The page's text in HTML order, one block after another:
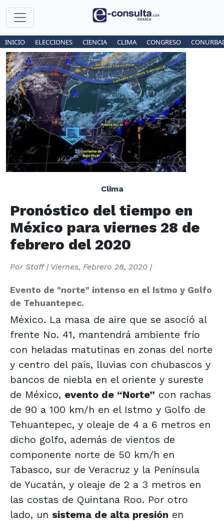
INICIO ELECCIONES CIENCIA CLIMA CONGRESO
Clima
Pronóstico del tiempo en
México para viernes 28 de
febrero del 2020
Por Staff| Viernes, Febrero 28, 2020 |
Evento de "norte" intenso en el Istmo y Golfo
de Tehuantepec.
México. La masa de aire que se asoció al
frente No. 41, mantendrá ambiente frío
con heladas matutinas en zonas del norte
y centro del país, lluvias con chubascos y
bancos de niebla en el oriente y sureste
de México, evento de “Norte” con rachas
de 90 a 100 km/h en el Istmo y Golfo de
Tehuantepec, y oleaje de 4 a 6 metros en
dicho golfo, además de vientos de
componente norte de 50 km/h en
Tabasco, sur de Veracruz y la Península
de Yucatán, y oleaje de 2 a 3 metros en
las costas de Quintana Roo. Por otro
lado, un sistema de alta presión en